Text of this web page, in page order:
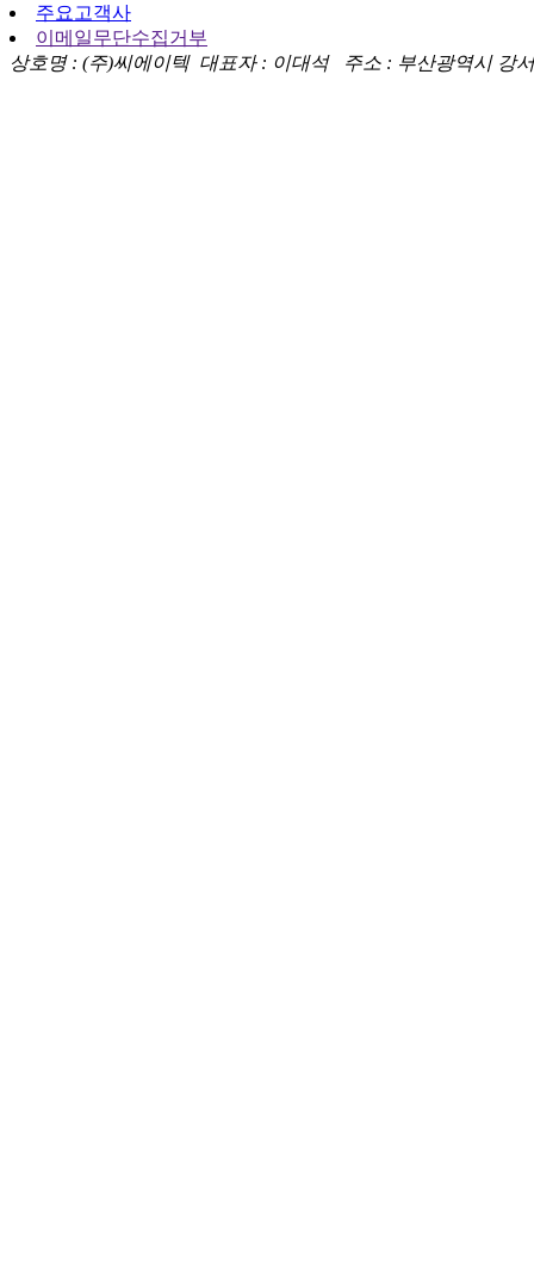
주요고객사
이메일무단수집거부
상호명 : (주)씨에이텍 대표자 : 이대석 주소 : 부산광역시 강